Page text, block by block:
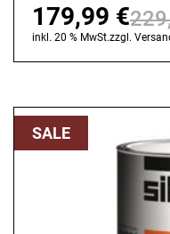
179,99 €
inkl. 20 % MwSt.zzgl.
SALE